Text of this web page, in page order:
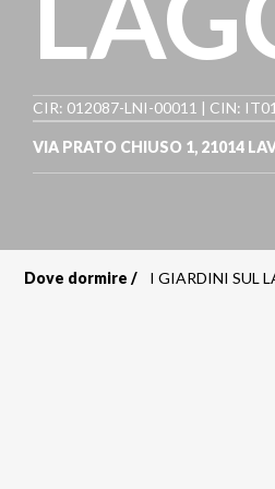
CIR: 012087-LNI-00011 | CIN:
VIA PRATO CHIUSO 1, 21014
Dove dormire I GIARDINI SUL